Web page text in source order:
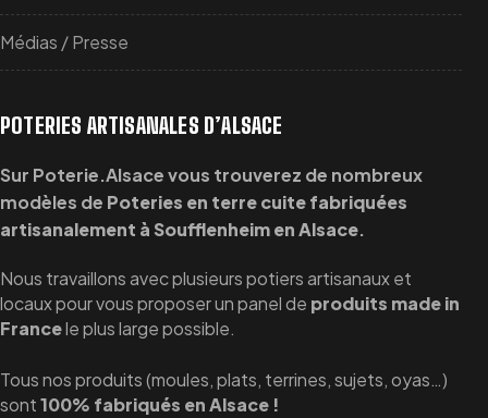
Médias / Presse
POTERIES ARTISANALES D’ALSACE
Sur Poterie.Alsace vous trouverez de nombreux
modèles de Poteries en terre cuite fabriquées
artisanalement à Soufflenheim en Alsace.
Nous travaillons avec plusieurs potiers artisanaux et
locaux pour vous proposer un panel de produits made in
Francele plus large possible.
Tous nos produits (moules, plats, terrines, sujets, oyas…)
sont100% fabriqués en Alsace !